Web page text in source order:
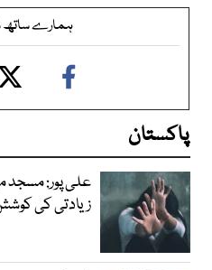
ہمارے
پاکستان
زیادتی کی